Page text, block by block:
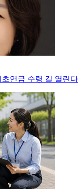
연금 수령 길 열린다